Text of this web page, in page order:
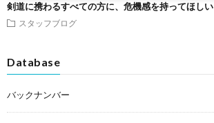
剣道に携わるすべての方に、危機感を持ってほしい
スタッフブログ
Database
バックナンバー